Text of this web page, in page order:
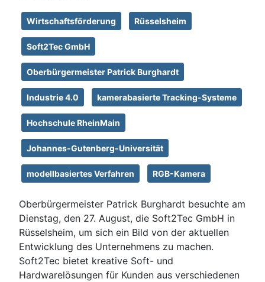
Wirtschaftsförderung Rüsselsheim
Soft2Tec GmbH
Oberbürgermeister Patrick Burghardt
Industrie 4.0 kamerabasierte Tracking-Systeme
Hochschule RheinMain
Johannes-Gutenberg-Universität
modellbasiertes Verfahren RGB-Kamera
Oberbürgermeister Patrick Burghardt besuchte am
Dienstag, den 27. August, die Soft2Tec GmbH in
Rüsselsheim, um sich ein Bild von der aktuellen
Entwicklung des Unternehmens zu machen.
Soft2Tec bietet kreative Soft- und
Hardwarelösungen für Kunden aus verschiedenen